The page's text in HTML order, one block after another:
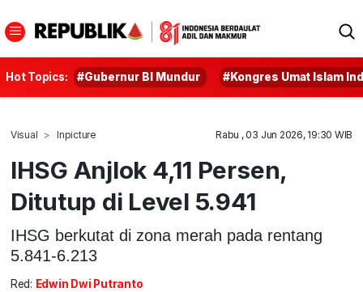
Hot Topics: #Gubernur BI Mundur #Kongres Umat Islam
Visual Inpicture Rabu , 03 Jun 2026, 19:30 WIB
IHSG Anjlok 4,11 Persen,
Ditutup di Level 5.941
IHSG berkutat di zona merah pada rentang
5.841-6.213
Red: Edwin Dwi Putranto